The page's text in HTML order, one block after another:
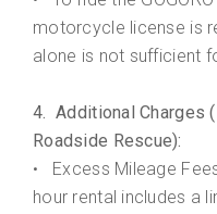
motorcycle license is
alone is not sufficient
4. Additional Charges
Roadside Rescue):
•
Excess Mileage
hour rental includes a